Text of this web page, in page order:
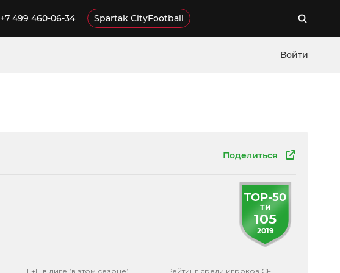
+7 499 460-06-34 Spartak CityFootball
Войти
Поделиться
TOP-50
ТИ
105
2019
Г+П в лиге (в этом сезоне)
Рейтинг среди игроков CF